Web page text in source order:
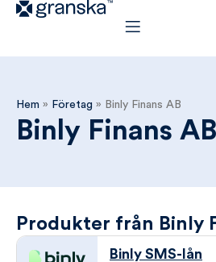
Hem » Företag » Binly Finans AB
Binly Finans AB
Produkter från Binly
Binly SMS-lån